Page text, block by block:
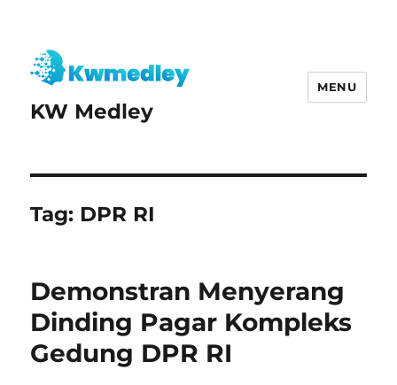
KW Medley
MENU
Tag: DPR RI
Demonstran Menyerang
Dinding Pagar Kompleks
Gedung DPR RI